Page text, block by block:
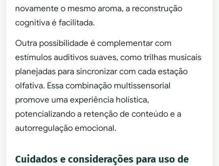
novamente o mesmo aroma, a reconstrução
cognitiva é facilitada.
Outra possibilidade é complementar com
estímulos auditivos suaves, como trilhas musicais
planejadas para sincronizar com cada estação
olfativa. Essa combinação multissensorial
promove uma experiência holística,
potencializando a retenção de conteúdo e a
autorregulação emocional.
Cuidados e considerações para uso de